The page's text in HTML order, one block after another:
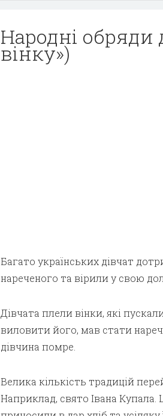
Народні обряди
вінку»)
Багато українських дівчат
нареченого та вірили у свою
Дівчата плели вінки, які
виловити його, мав стати
дівчина помре.
Велика кількість традицій
Наприклад, свято Івана